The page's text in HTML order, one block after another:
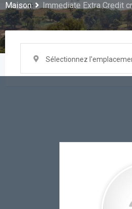
Maison Immediate Extra Credit
Sélectionnez